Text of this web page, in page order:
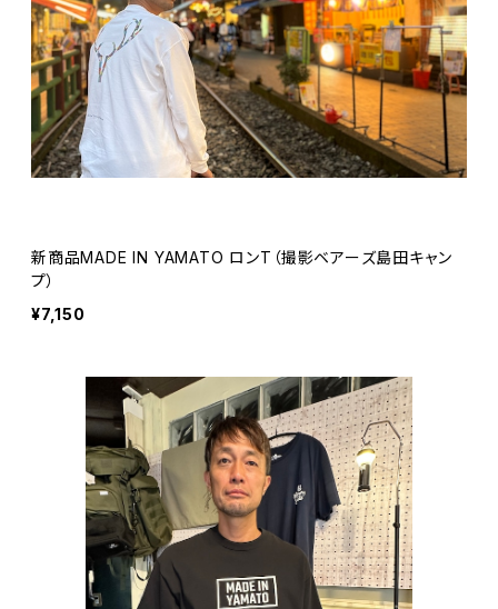
新商品MADE IN YAMATO ロンT（撮影ベアーズ島田キャン
プ）
¥7,150